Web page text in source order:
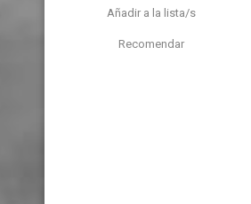
Añadir a la lista/s
Recomendar